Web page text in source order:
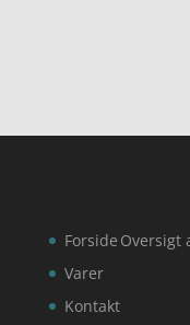
Forside
Varer
Kontakt
Oversigt